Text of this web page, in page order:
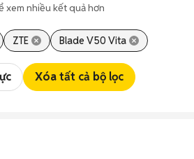
xem nhiều kết quả hơn
ZTE Blade V50 Vita
Xóa tất cả bộ lọc